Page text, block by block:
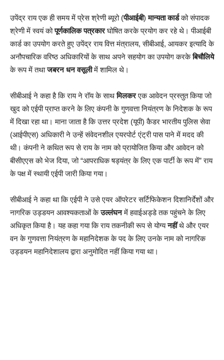
उपेंद्र राय एक ही समय में प्रेस श्रेणी ब्यूरो (पीआईबी)मान्यता कार्डको संपादक
श्रेणी में स्वयं कोपूर्णकालिक पत्रकारघोषित करके प्रयोग कर रहे थे। पीआईबी
कार्ड का उपयोग करते हुए उपेंद्र राय वित्त मंत्रालय, सीबीआई, आयकर इत्यादि के
अनौपचारिक वरिष्ठ अधिकारियों के साथ अपने सहयोग का उपयोग करकेबिचौलिये
के रूप में तथाजबरन धन वसूलीमें शामिल थे।
सीबीआई ने कहा है कि राय ने रॉय के साथमिलकरएक आवेदन प्रस्तुत किया जो
खुद को एईपी प्राप्त करने के लिए कंपनी के गुणवत्ता नियंत्रण के निदेशक के रूप
में दिखा रहा था। माना जाता है कि उत्तर प्रदेश (यूपी) कैडर भारतीय पुलिस सेवा
(आईपीएस) अधिकारी ने उन्हें संवेदनशील एयरपोर्ट एंट्री पास पाने में मदद की
थी। कंपनी ने कथित रूप से राय के नाम को प्रायोजित किया और आवेदन को
बीसीएएस को भेज दिया, जो “आपराधिक षड्यंत्र के लिए एक पार्टी के रूप में” राय
के पक्ष में स्थायी एईपी जारी किया गया।
सीबीआई ने कहा था कि एईपी ने उसे एयर ऑपरेटर सर्टिफिकेशन दिशानिर्देशों और
नागरिक उड्डयन आवश्यकताओं केउल्लंघनमें हवाईअड्डे तक पहुंचने के लिए
अधिकृत किया है। यह कहा गया कि राय तकनीकी रूप से योग्यनहींथे और एयर
वन के गुणवत्ता नियंत्रण के महानिदेशक के पद के लिए उनके नाम को नागरिक
उड्डयन महानिदेशालय द्वारा अनुमोदित नहीं किया गया था।